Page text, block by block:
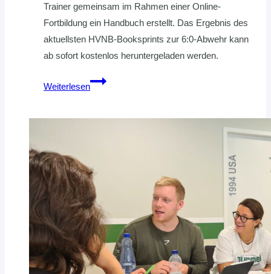
Trainer gemeinsam im Rahmen einer Online-
Fortbildung ein Handbuch erstellt. Das Ergebnis des
aktuellsten HVNB-Booksprints zur 6:0-Abwehr kann
ab sofort kostenlos heruntergeladen werden.
Weiterlesen
KOSTENFREIES
BOOKSPRINT